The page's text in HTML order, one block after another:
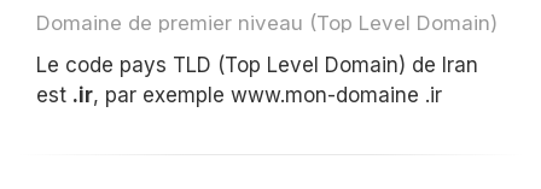
Domaine de premier niveau (Top Level Domain)
Le code pays TLD (Top Level Domain) de Iran
est .ir, par exemple www.mon-domaine .ir